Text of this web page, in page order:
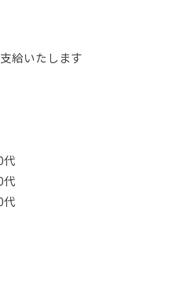
給いたします
代
代
代